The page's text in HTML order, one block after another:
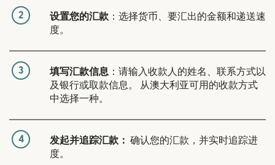
2 设置您的汇款 ：选择货币、要汇出的金额和递送速
度。
3 填写汇款信息 ：请输入收款人的姓名、联系方式以
及银行或取款信息。 从澳大利亚可用的收款方式
中选择一种。
4 发起并追踪汇款： 确认您的汇款，并实时追踪进
度。